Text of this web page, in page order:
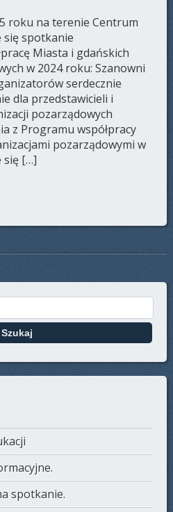
roku na terenie Centrum
się spotkanie
Miasta i gdańskich
w 2024 roku: Szanowni
serdecznie
dla przedstawicieli i
pozarządowych
z Programu współpracy
pozarządowymi w
się […]
spotkanie.